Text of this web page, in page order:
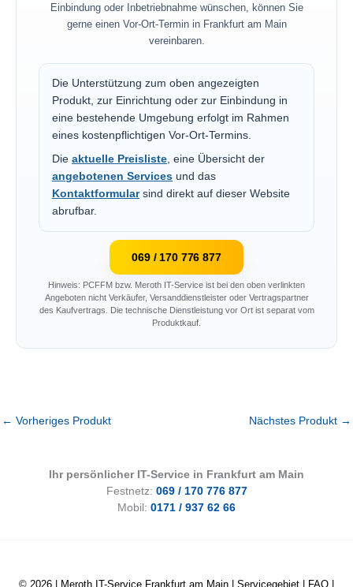
Einbindung oder Inbetriebnahme wünschen, können Sie
gerne einen Vor-Ort-Termin in Frankfurt am Main
vereinbaren.
Die Unterstützung zum oben angezeigten
Produkt, zur Einrichtung oder zur Einbindung in
eine bestehende Umgebung erfolgt im Rahmen
eines kostenpflichtigen Vor-Ort-Termins.
Die aktuelle Preisliste , eine Übersicht der
angebotenen Services und das
Kontaktformularsind direkt auf dieser Website
abrufbar.
069 / 170 776 877
Hinweis: PCFFM bzw. Meroth IT-Service ist bei den oben verlinkten
Angeboten nicht Verkäufer, Versanddienstleister oder Vertragspartner
des Kaufvertrags. Die technische Dienstleistung vor Ort ist separat vom
Produktkauf.
← Vorheriges Produkt Nächstes Produkt →
Ihr persönlicher IT-Service in Frankfurt am Main
Festnetz: 069 / 170 776 877
Mobil: 0171 / 937 62 66
© 2026 | Meroth IT-Service Frankfurt am Main Servicegebiet FAQ